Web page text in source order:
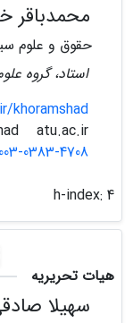
محمدباقر
حقوق و علوم
استاد، گروه
khoramshad
atu.ac.ir
0383-4708
h-index: 4
هیات تحریریه
سهیلا